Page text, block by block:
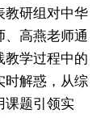
教研组对中华
、高燕老师通
教学过程中的
时解惑，从综
课题引领实